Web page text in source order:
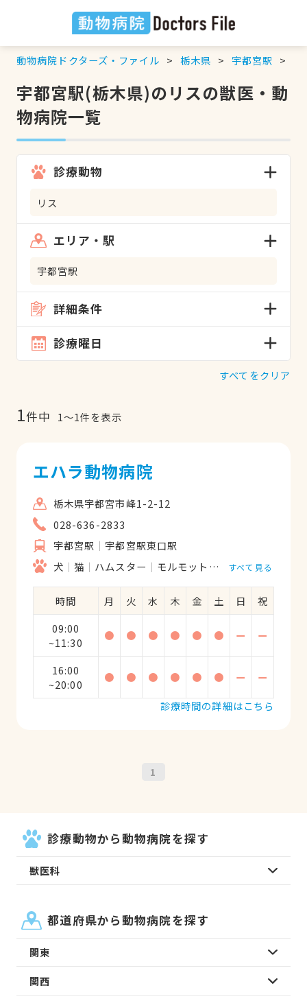
動物病院ドクターズ・ファイル 栃木県 宇都宮駅
宇都宮駅(栃木県)のリスの獣医・動
物病院一覧
診療動物
リス
エリア・駅
宇都宮駅
詳細条件
診療曜日
すべてをクリア
1件中 1〜1件を表示
エハラ動物病院
栃木県宇都宮市峰1-2-12
028-636-2833
宇都宮駅
宇都宮駅東口駅
犬
猫 ハムスター モルモット フェレット
すべて見る
時間 月 火 水 木 金 土 日
祝
09:00
~11:30
● ● ● ● ● ● ー ー
16:00
~20:00
● ● ● ● ● ● ー
ー
診療時間の詳細はこちら
1
診療動物から動物病院を探す
獣医科
都道府県から動物病院を探す
関東
関西